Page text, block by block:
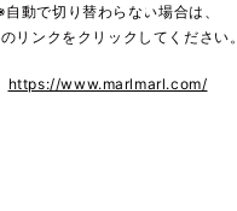
自動で切り替わらない場合は、
リンクをクリックしてください。
https://www.marlmarl.com/